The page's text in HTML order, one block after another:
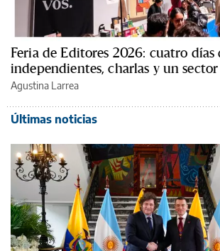
Feria de Editores 2026: cuatro días
independientes, charlas y un
Agustina Larrea
Últimas noticias